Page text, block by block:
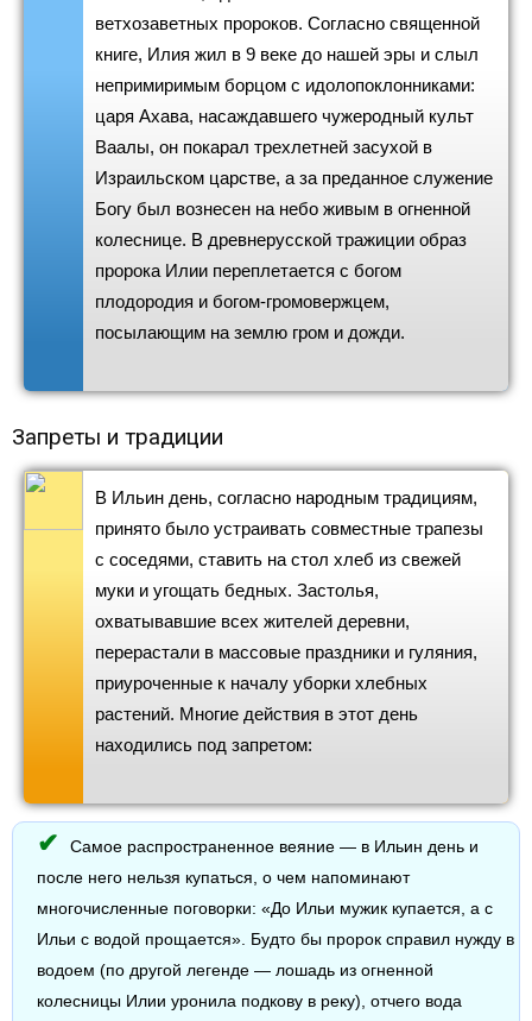
ветхозаветных пророков. Согласно священной
книге, Илия жил в 9 веке до нашей эры и слыл
непримиримым борцом с идолопоклонниками:
царя Ахава, насаждавшего чужеродный культ
Ваалы, он покарал трехлетней засухой в
Израильском царстве, а за преданное служение
Богу был вознесен на небо живым в огненной
колеснице. В древнерусской тражиции образ
пророка Илии переплетается с богом
плодородия и богом-громовержцем,
посылающим на землю гром и дожди.
Запреты и традиции
В Ильин день, согласно народным традициям,
принято было устраивать совместные трапезы
с соседями, ставить на стол хлеб из свежей
муки и угощать бедных. Застолья,
охватывавшие всех жителей деревни,
перерастали в массовые праздники и гуляния,
приуроченные к началу уборки хлебных
растений. Многие действия в этот день
находились под запретом:
Самое распространенное веяние — в Ильин день и
после него нельзя купаться, о чем напоминают
многочисленные поговорки: «До Ильи мужик купается, а с
Ильи с водой прощается». Будто бы пророк справил нужду в
водоем (по другой легенде — лошадь из огненной
колесницы Илии уронила подкову в реку), отчего вода